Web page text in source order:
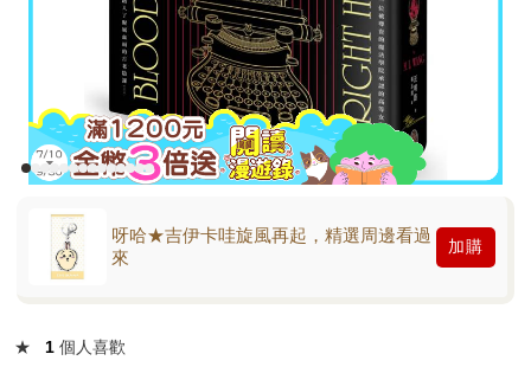
呀哈★吉伊卡哇旋風再起，精選周邊看過
來
加購
★ 1 個人喜歡